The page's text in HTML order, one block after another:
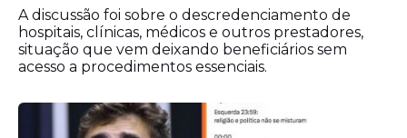
A discussão foi sobre o descredenciamento de
hospitais, clínicas, médicos e outros prestadores,
situação que vem deixando beneficiários sem
acesso a procedimentos essenciais.